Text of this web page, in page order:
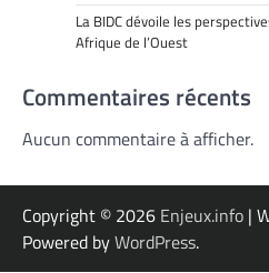
La BIDC dévoile les
Afrique de l’Ouest
Commentaires récents
Aucun commentaire à afficher.
Copyright © 2026 Enjeux.info |
Powered byWordPress.